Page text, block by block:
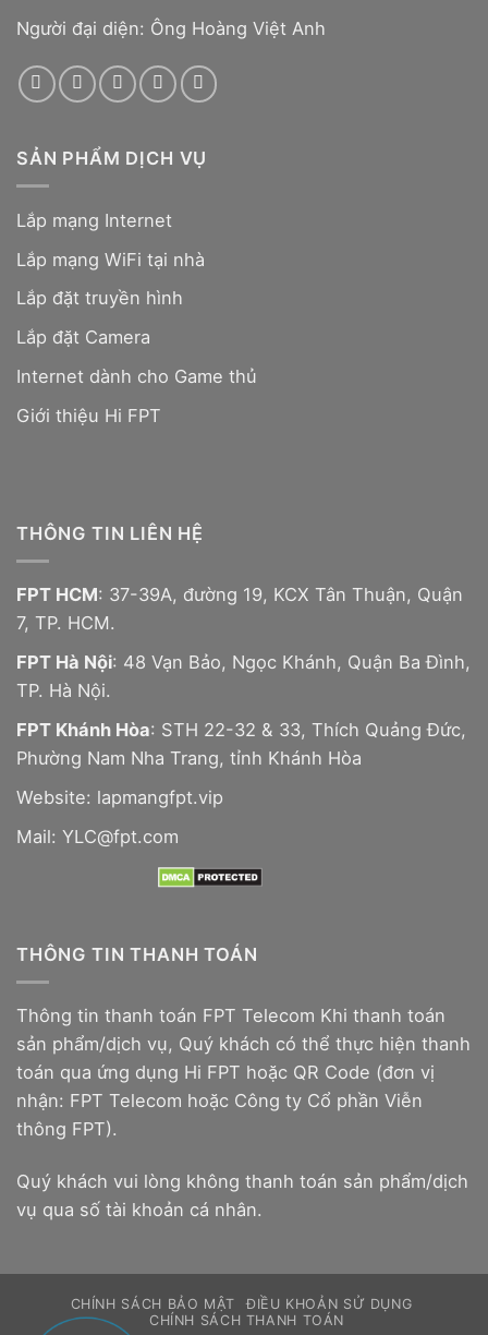
Người đại diện: Ông Hoàng Việt Anh
SẢN PHẨM DỊCH VỤ
Lắp mạng Internet
Lắp mạng WiFi tại nhà
Lắp đặt truyền hình
Lắp đặt Camera
Internet dành cho Game thủ
Giới thiệu Hi FPT
THÔNG TIN LIÊN HỆ
FPT HCM: 37-39A, đường 19, KCX Tân Thuận, Quận
7, TP. HCM.
FPT Hà Nội: 48 Vạn Bảo, Ngọc Khánh, Quận Ba Đình,
TP. Hà Nội.
FPT Khánh Hòa: STH 22-32 & 33, Thích Quảng Đức,
Phường Nam Nha Trang, tỉnh Khánh Hòa
Website: lapmangfpt.vip
Mail: YLC@fpt.com
THÔNG TIN THANH TOÁN
Thông tin thanh toán FPT Telecom Khi thanh toán
sản phẩm/dịch vụ, Quý khách có thể thực hiện thanh
toán qua ứng dụng Hi FPT hoặc QR Code (đơn vị
nhận: FPT Telecom hoặc Công ty Cổ phần Viễn
thông FPT).
Quý khách vui lòng không thanh toán sản phẩm/dịch
vụ qua số tài khoản cá nhân.
CHÍNH SÁCH BẢO MẬT
ĐIỀU KHOẢN SỬ DỤNG
CHÍNH SÁCH THANH TOÁN